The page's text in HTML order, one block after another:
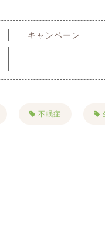
キャンペーン
不眠症